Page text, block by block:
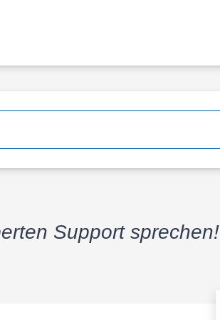
Support sprechen!